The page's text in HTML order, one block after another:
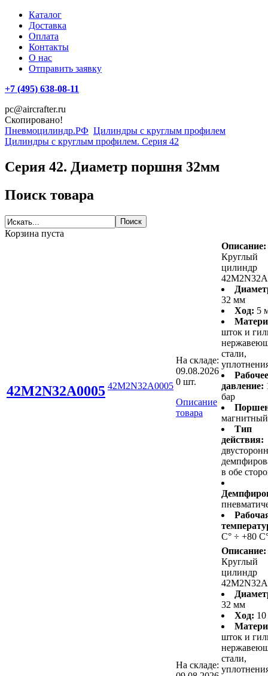
Каталог
Доставка
Оплата
Контакты
О нас
Отправить заявку
+7 (495) 638-08-11
pc@aircrafter.ru
Скопировано!
Пневмоцилиндр.РФ Цилиндры с круглым профилем
Цилиндры с круглым профилем. Серия 42
Серия 42. Диаметр поршня 32мм
Поиск товара
Корзина пуста
42M2N32A0005 42M2N32A0005
На складе:
09.08.2026
0 шт.
Описание
товара
Описание:
Круглый
цилиндр
32 мм
Ход: 5
шток и
стали,
Рабочее
давление:
бар
магнитный
Тип
действия:
в обе
С° ÷ +80
На складе:
Описание:
Круглый
цилиндр
32 мм
Ход:
шток и
стали,